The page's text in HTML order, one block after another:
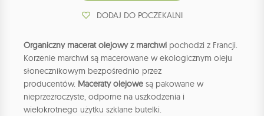
DODAJ DO POCZEKALNI
Organiczny macerat olejowy z marchwi pochodzi z Francji.
Korzenie marchwi są macerowane w ekologicznym oleju
słonecznikowym bezpośrednio przez
producentów. Maceraty olejowe są pakowane w
nieprzezroczyste, odporne na uszkodzenia i
wielokrotnego użytku szklane butelki.